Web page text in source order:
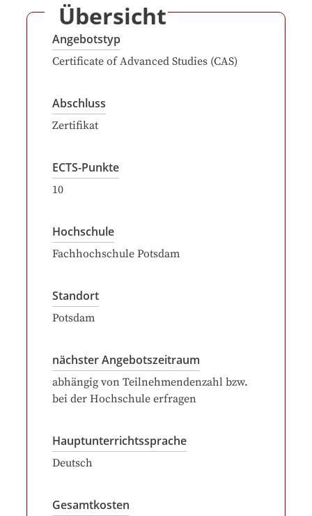
Übersicht
Angebotstyp
Certificate of Advanced Studies (CAS)
Abschluss
Zertifikat
ECTS-Punkte
10
Hochschule
Fachhochschule Potsdam
Standort
Potsdam
nächster Angebotszeitraum
abhängig von Teilnehmendenzahl bzw.
bei der Hochschule erfragen
Hauptunterrichtssprache
Deutsch
Gesamtkosten